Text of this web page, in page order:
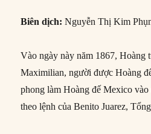
Biên dịch: Nguyễn Thị Kim
Vào ngày này năm 1867, Hoàng
Maximilian, người được Hoàng
phong làm Hoàng đế Mexico
theo lệnh của Benito Juarez,